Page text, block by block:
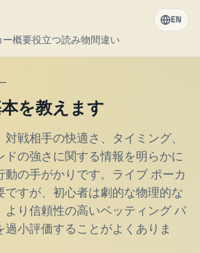
ー概要役立つ読み物間違い
EN
を教えます
戦相手の快適さ、タイミング、
ドの強さに関する情報を明らかに
の手がかりです。ライブ ポーカ
ですが、初心者は劇的な物理的な
より信頼性の高いベッティング パ
過小評価することがよくありま